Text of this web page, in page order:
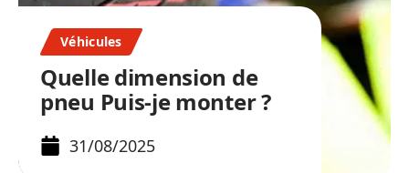
Véhicules
Quelle dimension de
pneu Puis-je monter ?
31/08/2025